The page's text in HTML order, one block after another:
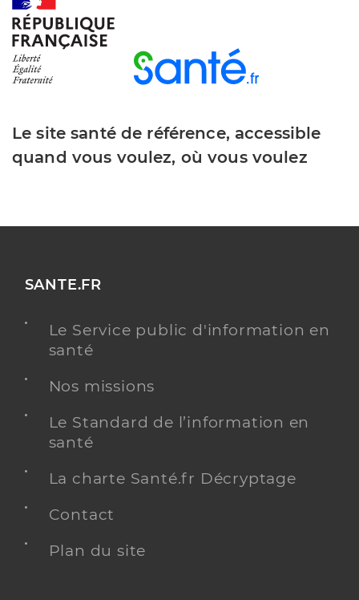
Le site santé de référence, accessible
quand vous voulez, où vous voulez
SANTE.FR
Le Service public d'information en
santé
Nos missions
Le Standard de l’information en
santé
La charte Santé.fr Décryptage
Contact
Plan du site